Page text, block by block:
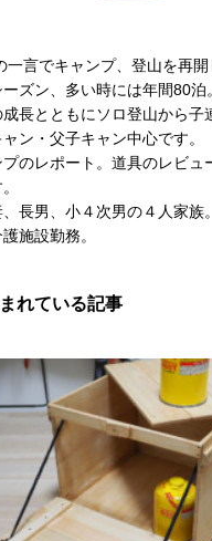
一言でキャンプ、登山を再
ズン、多い時には年間80
長とともにソロ登山から子
ン・父子キャン中心です。
のレポート。道具のレビュ
長男、小４次男の４人家族
施設勤務。
れている記事